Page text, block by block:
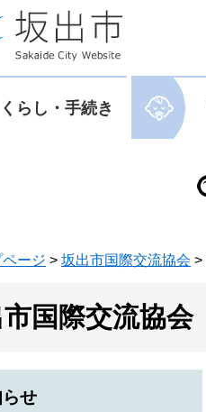
じる
くらし・手続き
ページ > 坂出市国際交流協会 >
国際交流協会
せ